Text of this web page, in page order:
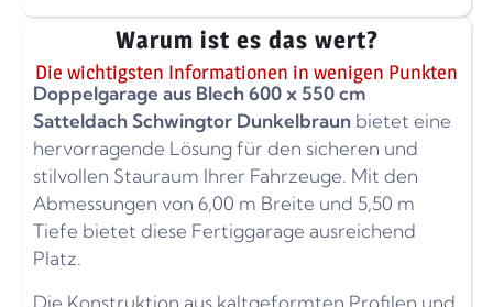
Warum ist es das wert?
Die wichtigsten Informationen in wenigen Punkten
Doppelgarage aus Blech 600 x 550 cm
Satteldach Schwingtor Dunkelbraun bietet eine
hervorragende Lösung für den sicheren und
stilvollen Stauraum Ihrer Fahrzeuge. Mit den
Abmessungen von 6,00 m Breite und 5,50 m
Tiefe bietet diese Fertiggarage ausreichend
Platz.
Die Konstruktion aus kaltgeformten Profilen und